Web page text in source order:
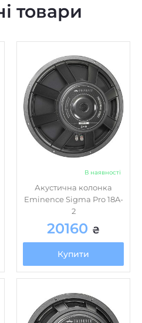
товари
В наявності
Акустична колонка
Eminence Sigma Pro 18A-
2
20160 ₴
Купити